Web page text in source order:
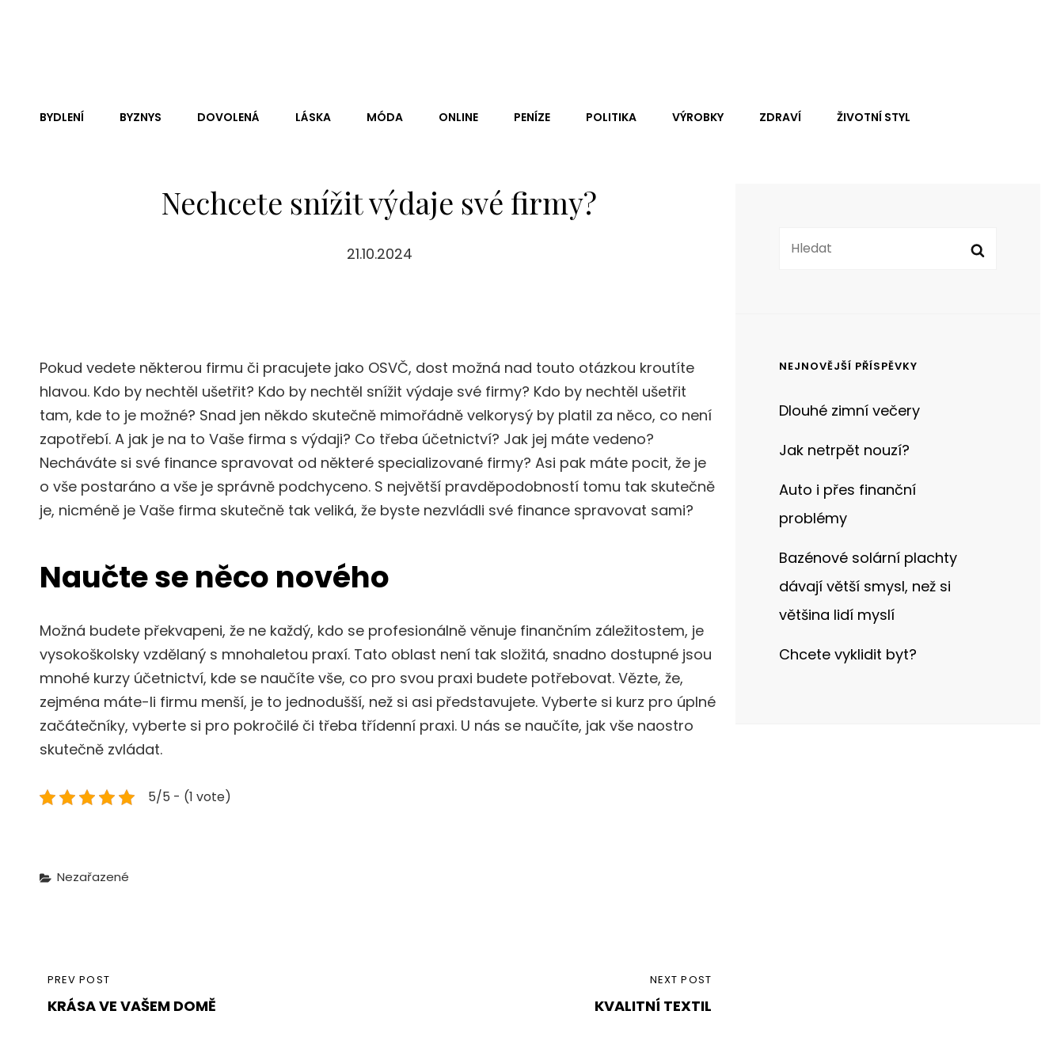
BYDLENÍ BYZNYS DOVOLENÁ LÁSKA MÓDA ONLINE PENÍZE POLITIKA VÝROBKY ZDRAVÍ ŽIVOTNÍ STYL
Nechcete snížit výdaje své firmy?
21.10.2024
Pokud vedete některou firmu či pracujete jako OSVČ, dost možná nad touto otázkou kroutíte
hlavou. Kdo by nechtěl ušetřit? Kdo by nechtěl snížit výdaje své firmy? Kdo by nechtěl ušetřit
tam, kde to je možné? Snad jen někdo skutečně mimořádně velkorysý by platil za něco, co není
zapotřebí. A jak je na to Vaše firma s výdaji? Co třeba účetnictví? Jak jej máte vedeno?
Necháváte si své finance spravovat od některé specializované firmy? Asi pak máte pocit, že je
o vše postaráno a vše je správně podchyceno. S největší pravděpodobností tomu tak skutečně
je, nicméně je Vaše firma skutečně tak veliká, že byste nezvládli své finance spravovat sami?
Naučte se něco nového
Možná budete překvapeni, že ne každý, kdo se profesionálně věnuje finančním záležitostem, je
vysokoškolsky vzdělaný s mnohaletou praxí. Tato oblast není tak složitá, snadno dostupné jsou
mnohé kurzy účetnictví, kde se naučíte vše, co pro svou praxi budete potřebovat. Vězte, že,
zejména máte-li firmu menší, je to jednodušší, než si asi představujete. Vyberte si kurz pro úplné
začátečníky, vyberte si pro pokročilé či třeba třídenní praxi. U nás se naučíte, jak vše naostro
skutečně zvládat.
5/5 - (1 vote)
Categories
Nezařazené
Navigace
pro
PREVIOUS
POST
PREV POST
KRÁSA VE VAŠEM DOMĚ
NEXT POST
KVALITNÍ TEXTIL
Search
NEJNOVĚJŠÍ PŘÍSPĚVKY
Dlouhé zimní večery
Jak netrpět nouzí?
Auto i přes finanční
problémy
Bazénové solární plachty
dávají větší smysl, než si
většina lidí myslí
Chcete vyklidit byt?